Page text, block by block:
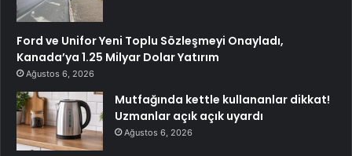
Ford ve Unifor Yeni Toplu Sözleşmeyi Onayladı,
Kanada’ya 1.25 Milyar Dolar Yatırım
Ağustos 6, 2026
Mutfağında kettle kullananlar dikkat!
Uzmanlar açık açık uyardı
Ağustos 6, 2026